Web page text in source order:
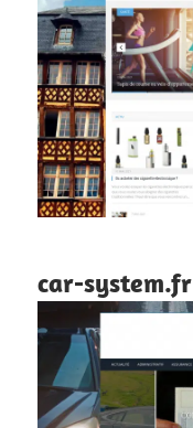
car-system.fr